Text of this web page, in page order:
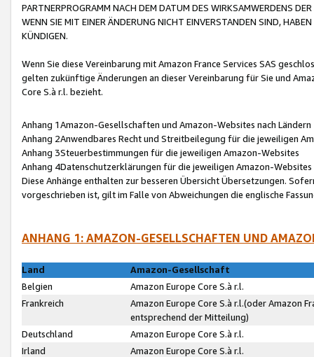
PARTNERPROGRAMM NACH DEM DATUM DES WIRKSAMWERDENS
WENN SIE MIT EINER ÄNDERUNG NICHT EINVERSTANDEN SIND,
KÜNDIGEN.
Wenn Sie diese Vereinbarung mit Amazon France Services SAS
gelten zukünftige Änderungen an dieser Vereinbarung für Sie und
Core S.à r.l. bezieht.
Anhang 1Amazon-Gesellschaften und Amazon-Websites nach Ländern
Anhang 2Anwendbares Recht und Streitbeilegung für die jeweiligen
Anhang 3Steuerbestimmungen für die jeweiligen Amazon-Websites
Anhang 4Datenschutzerklärungen für die jeweiligen Amazon-Websites
Diese Anhänge enthalten zur besseren Übersicht Übersetzungen.
vorgeschrieben ist, gilt im Falle von Abweichungen die englische
ANHANG 1: AMAZON-GESELLSCHAFTEN UND
Land
Amazon-Gesellschaft
Belgien
Amazon Europe Core S.à r.l.
Frankreich
Amazon Europe Core S.à r.l.(oder Amazon
entsprechend der Mitteilung)
Deutschland
Amazon Europe Core S.à r.l.
Irland
Amazon Europe Core S.à r.l.